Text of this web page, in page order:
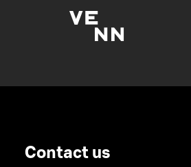
Contact us